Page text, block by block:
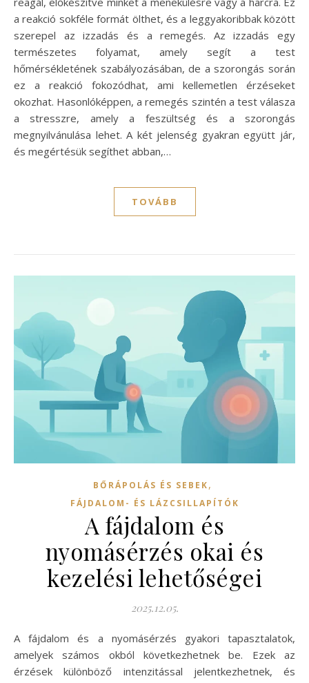
a reakció sokféle formát ölthet, és a leggyakoribbak között
szerepel az izzadás és a remegés. Az izzadás egy
természetes folyamat, amely segít a test
hőmérsékletének szabályozásában, de a szorongás során
ez a reakció fokozódhat, ami kellemetlen érzéseket
okozhat. Hasonlóképpen, a remegés szintén a test válasza
a stresszre, amely a feszültség és a szorongás
megnyilvánulása lehet. A két jelenség gyakran együtt jár,
és megértésük segíthet abban,…
TOVÁBB
BŐRÁPOLÁS ÉS SEBEK,
FÁJDALOM- ÉS LÁZCSILLAPÍTÓK
A fájdalom és
nyomásérzés okai és
kezelési lehetőségei
2025.12.05.
A fájdalom és a nyomásérzés gyakori tapasztalatok,
amelyek számos okból következhetnek be. Ezek az
érzések különböző intenzitással jelentkezhetnek, és